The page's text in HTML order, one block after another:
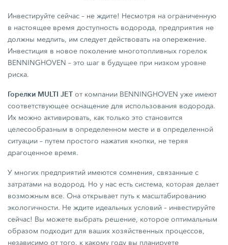
Инвестируйте сейчас – не ждите! Несмотря на ограниченную
в настоящее время доступность водорода, предприятия не
должны медлить, им следует действовать на опережение.
Инвестиция в новое поколение многотопливных горелок
BENNINGHOVEN – это шаг в будущее при низком уровне
риска.
Горелки MULTI JET от компании BENNINGHOVEN уже имеют
соответствующее оснащение для использования водорода.
Их можно активировать, как только это становится
целесообразным в определенном месте и в определенной
ситуации – путем простого нажатия кнопки, не теряя
драгоценное время.
У многих предприятий имеются сомнения, связанные с
затратами на водород. Но у нас есть система, которая делает
возможным все. Она открывает путь к масштабированию
экологичности. Не ждите идеальных условий – инвестируйте
сейчас! Вы можете выбрать решение, которое оптимальным
образом подходит для ваших хозяйственных процессов,
независимо от того, к какому году вы планируете